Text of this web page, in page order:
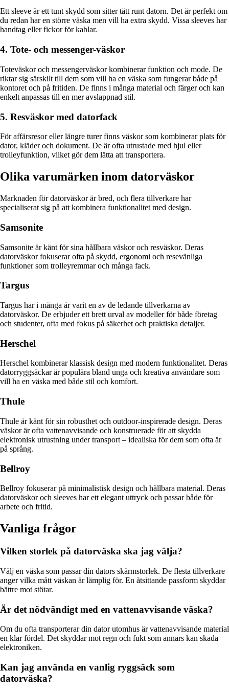
Ett sleeve är ett tunt skydd som sitter tätt runt datorn. Det är perfekt om
du redan har en större väska men vill ha extra skydd. Vissa sleeves har
handtag eller fickor för kablar.
4. Tote- och messenger-väskor
Toteväskor och messengerväskor kombinerar funktion och mode. De
riktar sig särskilt till dem som vill ha en väska som fungerar både på
kontoret och på fritiden. De finns i många material och färger och kan
enkelt anpassas till en mer avslappnad stil.
5. Resväskor med datorfack
För affärsresor eller längre turer finns väskor som kombinerar plats för
dator, kläder och dokument. De är ofta utrustade med hjul eller
trolleyfunktion, vilket gör dem lätta att transportera.
Olika varumärken inom datorväskor
Marknaden för datorväskor är bred, och flera tillverkare har
specialiserat sig på att kombinera funktionalitet med design.
Samsonite
Samsonite är känt för sina hållbara väskor och resväskor. Deras
datorväskor fokuserar ofta på skydd, ergonomi och resevänliga
funktioner som trolleyremmar och många fack.
Targus
Targus har i många år varit en av de ledande tillverkarna av
datorväskor. De erbjuder ett brett urval av modeller för både företag
och studenter, ofta med fokus på säkerhet och praktiska detaljer.
Herschel
Herschel kombinerar klassisk design med modern funktionalitet. Deras
datorryggsäckar är populära bland unga och kreativa användare som
vill ha en väska med både stil och komfort.
Thule
Thule är känt för sin robusthet och outdoor-inspirerade design. Deras
väskor är ofta vattenavvisande och konstruerade för att skydda
elektronisk utrustning under transport – idealiska för dem som ofta är
på språng.
Bellroy
Bellroy fokuserar på minimalistisk design och hållbara material. Deras
datorväskor och sleeves har ett elegant uttryck och passar både för
arbete och fritid.
Vanliga frågor
Vilken storlek på datorväska ska jag välja?
Välj en väska som passar din dators skärmstorlek. De flesta tillverkare
anger vilka mått väskan är lämplig för. En åtsittande passform skyddar
bättre mot stötar.
Är det nödvändigt med en vattenavvisande väska?
Om du ofta transporterar din dator utomhus är vattenavvisande material
en klar fördel. Det skyddar mot regn och fukt som annars kan skada
elektroniken.
Kan jag använda en vanlig ryggsäck som
datorväska?